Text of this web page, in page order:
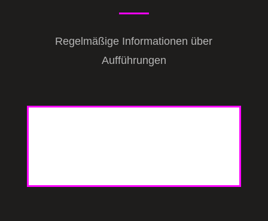
Regelmäßige Informationen über
Aufführungen